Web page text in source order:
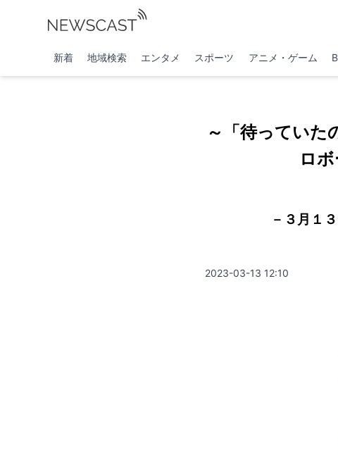
新着 地域検索 エンタメ スポーツ アニメ・ゲーム
～「待ってい
ロ
－３月１
2023-03-13 12:10